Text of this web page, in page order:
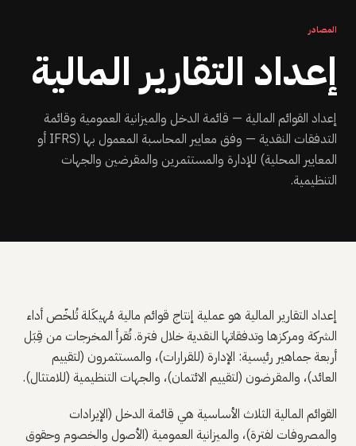
المصادر
إعداد التقارير المالية
إعداد القوائم المالية — قائمة الدخل والميزانية العمومية وقائمة
التدفقات النقدية — وفق معايير المحاسبة المعمول بها (IFRS أو
المعايير المحلية) للإدارة والمستثمرين والمقرضين والجهات
التنظيمية.
إعداد التقارير المالية هو عملية إنتاج قوائم مالية مُهيكَلة تُلخّص أداء
الشركة ومركزها وتدفقاتها النقدية خلال فترة. تُقرأ المخرجات من قِبَل
أربعة جماهير رئيسية: الإدارة (للقرارات)، والمستثمرون (لتقييم
العائد)، والمقرضون (لتقييم الائتمان)، والجهات التنظيمية (للامتثال).
القوائم المالية الثلاث الأساسية هي قائمة الدخل (الإيرادات
والمصروفات لفترة)، والميزانية العمومية (الأصول والخصوم وحقوق